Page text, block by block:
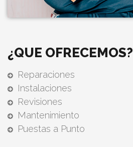
¿QUE OFRECEMOS?
Reparaciones
Instalaciones
Revisiones
Mantenimiento
Puestas a Punto